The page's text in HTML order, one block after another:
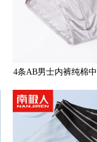
4条AB男士内裤纯棉
爸爸中老年